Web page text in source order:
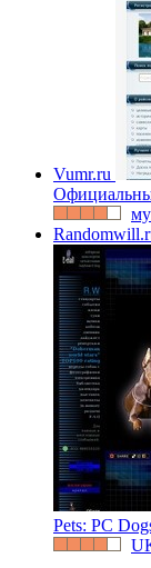
Vumr.ru
Pets: PC